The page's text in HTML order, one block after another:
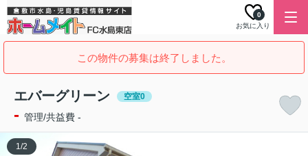
お気に入り
0
この物件の募集は終了しました。
エバーグリーン 空室0
- 管理/共益費 -
1/2